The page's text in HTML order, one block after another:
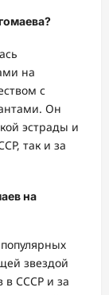
на
с
Он
эстрады и
так и за
на
звездой
в СССР и за